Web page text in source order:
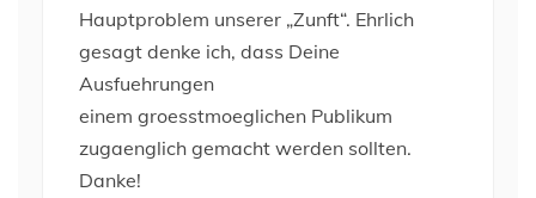
Hauptproblem unserer „Zunft“. Ehrlich
gesagt denke ich, dass Deine
Ausfuehrungen
einem groesstmoeglichen Publikum
zugaenglich gemacht werden sollten.
Danke!